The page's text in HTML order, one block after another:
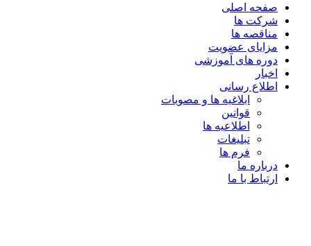
صفحه اصلی
شرکت ها
مناقصه ها
مزایای عضویت
دوره های آموزشی
اخبار
اطلاع رسانی
ابلاغیه ها و مصوبات
قوانین
اطلاعیه ها
تبلیغات
فرم ها
درباره ما
ارتباط با ما